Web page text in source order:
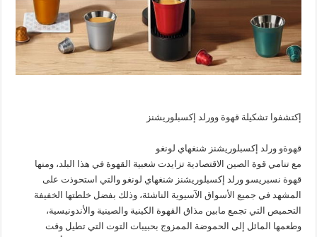
إكتشفوا تشكيلة قهوة وورلد إكسبلوريشنز
قهوةو ورلد إكسبلوريشنز شنغهاي لونغو
مع تنامي قوة الصين الاقتصادية تزايدت شعبية القهوة في هذا البلد، ومنها
قهوة نسبريسو ورلد إكسبلوريشنز شنغهاي لونغو والتي استحوذت على
المشهد في جميع الأسواق الآسيوية الناشئة، وذلك بفضل خلطتها الخفيفة
التحميص التي تجمع مابين مذاق القهوة الكينية والصينية والأندونيسية،
وطعمها المائل إلى الحموضة الممزوج بحبيبات التوت التي تطيل وقت